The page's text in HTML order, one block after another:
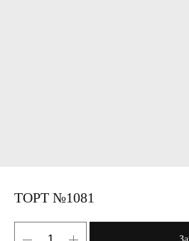
ТОРТ №1081